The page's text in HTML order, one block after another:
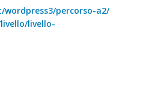
percorso-a2/
livello-